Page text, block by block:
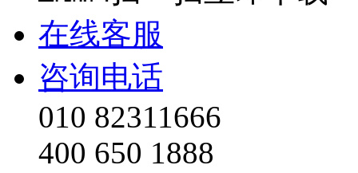
在线客服
咨询电话
010 82311666
400 650 1888